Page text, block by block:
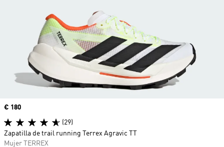
Precio
€ 180
(29)
Zapatilla de trail running Terrex Agravic TT
Mujer TERREX